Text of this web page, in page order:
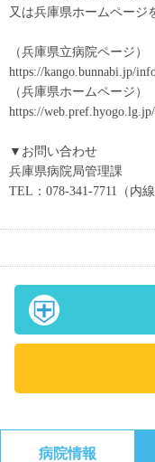
又は兵庫県ホームページ
（兵庫県立病院ページ）
https://kango.bunnabi.jp/
（兵庫県ホームページ）
https://
▼お問い合わせ
兵庫県病院局管理課
TEL：078-341-7711（内線
病院情報